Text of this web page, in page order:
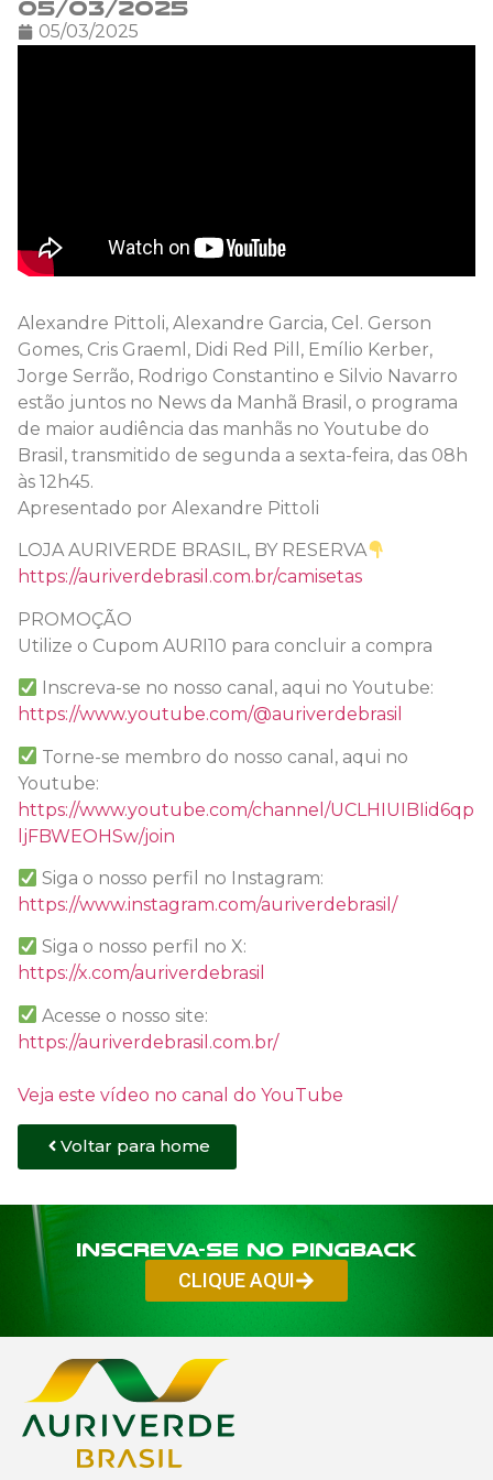
05/03/2025
05/03/2025
Alexandre Pittoli, Alexandre Garcia, Cel. Gerson
Gomes, Cris Graeml, Didi Red Pill, Emílio Kerber,
Jorge Serrão, Rodrigo Constantino e Silvio Navarro
estão juntos no News da Manhã Brasil, o programa
de maior audiência das manhãs no Youtube do
Brasil, transmitido de segunda a sexta-feira, das 08h
às 12h45.
Apresentado por Alexandre Pittoli
LOJA AURIVERDE BRASIL, BY RESERVA
https://auriverdebrasil.com.br/camisetas
PROMOÇÃO
Utilize o Cupom AURI10 para concluir a compra
Inscreva-se no nosso canal, aqui no Youtube:
https://www.youtube.com/@auriverdebrasil
Torne-se membro do nosso canal, aqui no
Youtube:
https://www.youtube.com/channel/UCLHIUIBIid6qp
ljFBWEOHSw/join
Siga o nosso perfil no Instagram:
https://www.instagram.com/auriverdebrasil/
Siga o nosso perfil no X:
https://x.com/auriverdebrasil
Acesse o nosso site:
https://auriverdebrasil.com.br/
Veja este vídeo no canal do YouTube
Voltar para home
Inscreva-se no PINGBACK
CLIQUE AQUI